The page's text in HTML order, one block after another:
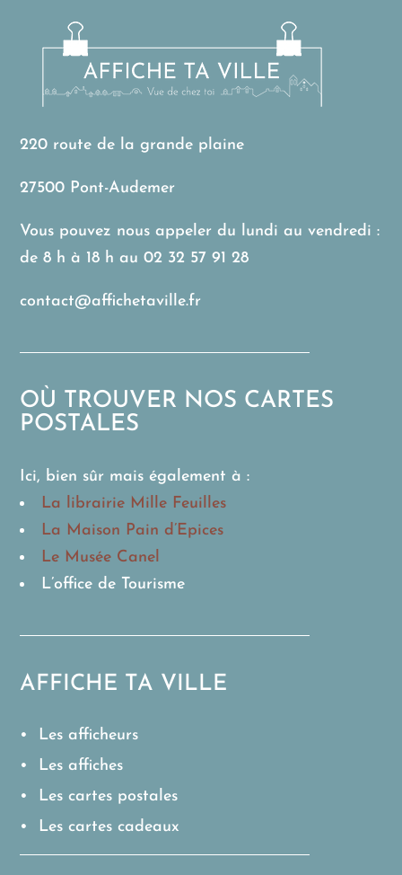
220 route de la grande plaine
27500 Pont-Audemer
Vous pouvez nous appeler du lundi au vendredi :
de 8 h à 18 h au02 32 57 91 28
contact@affichetaville.fr
OÙ TROUVER NOS CARTES
POSTALES
Ici, bien sûr mais également à :
La librairie Mille Feuilles
La Maison Pain d’Epices
Le Musée Canel
L’office de Tourisme
AFFICHE TA VILLE
• Les afficheurs
• Les affiches
• Les cartes postales
• Les cartes cadeaux